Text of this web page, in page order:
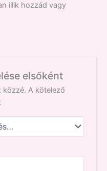
illik hozzád vagy
elsőként
közzé. A kötelező